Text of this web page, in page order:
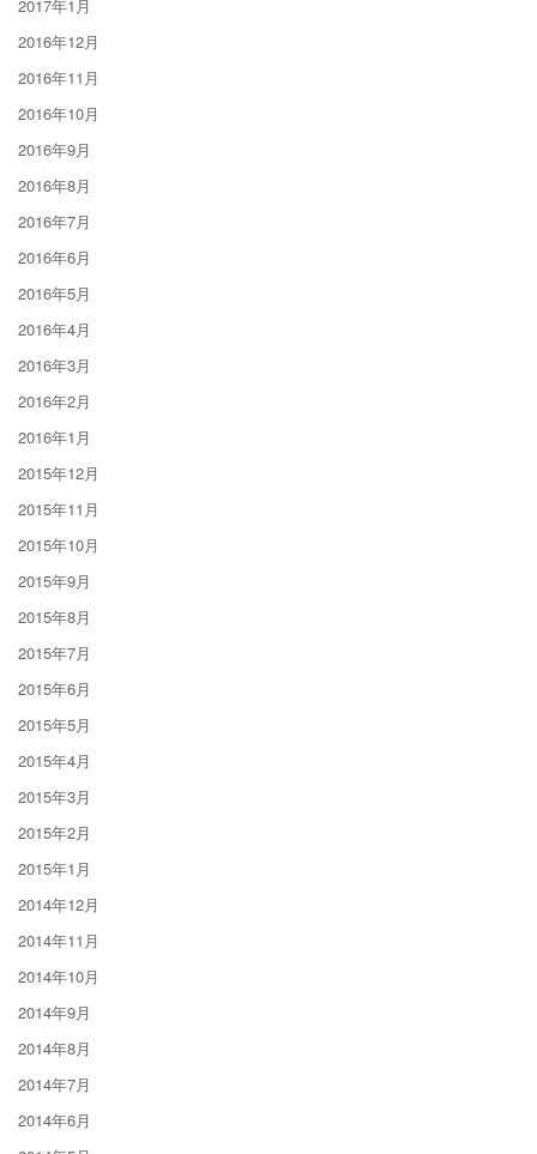
2017年1月
2016年12月
2016年11月
2016年10月
2016年9月
2016年8月
2016年7月
2016年6月
2016年5月
2016年4月
2016年3月
2016年2月
2016年1月
2015年12月
2015年11月
2015年10月
2015年9月
2015年8月
2015年7月
2015年6月
2015年5月
2015年4月
2015年3月
2015年2月
2015年1月
2014年12月
2014年11月
2014年10月
2014年9月
2014年8月
2014年7月
2014年6月